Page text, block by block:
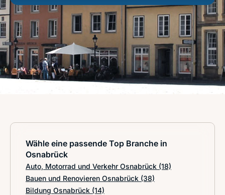
Wähle eine passende Top Branche in
Osnabrück
Auto, Motorrad und Verkehr Osnabrück (18)
Bauen und Renovieren Osnabrück (38)
Bildung Osnabrück (14)